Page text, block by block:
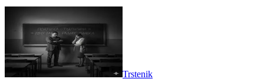
Trstenik